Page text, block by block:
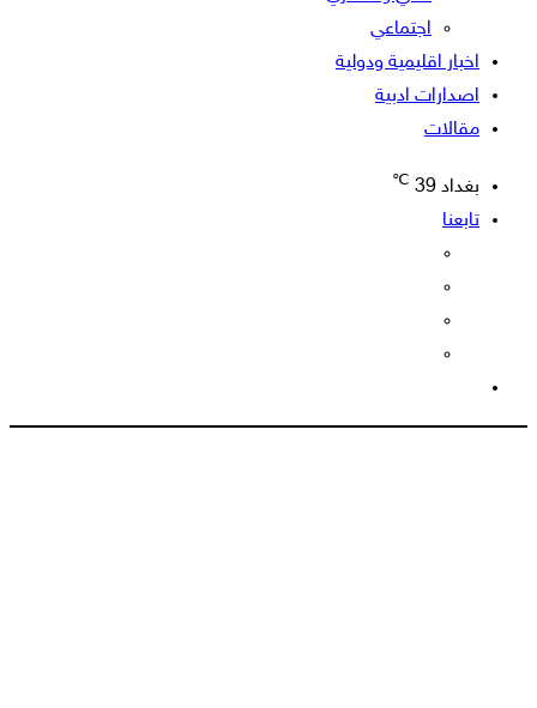
اجتماعي
اخبار اقليمية ودولية
اصدارات ادبية
مقالات
بغداد 39
℃
تابعنا
المظلم